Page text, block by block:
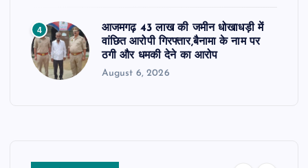
4
आजमगढ़ 43 लाख की जमीन धोखाधड़ी में
वांछित आरोपी गिरफ्तार,बैनामा के नाम पर
ठगी और धमकी देने का आरोप
August 6, 2026